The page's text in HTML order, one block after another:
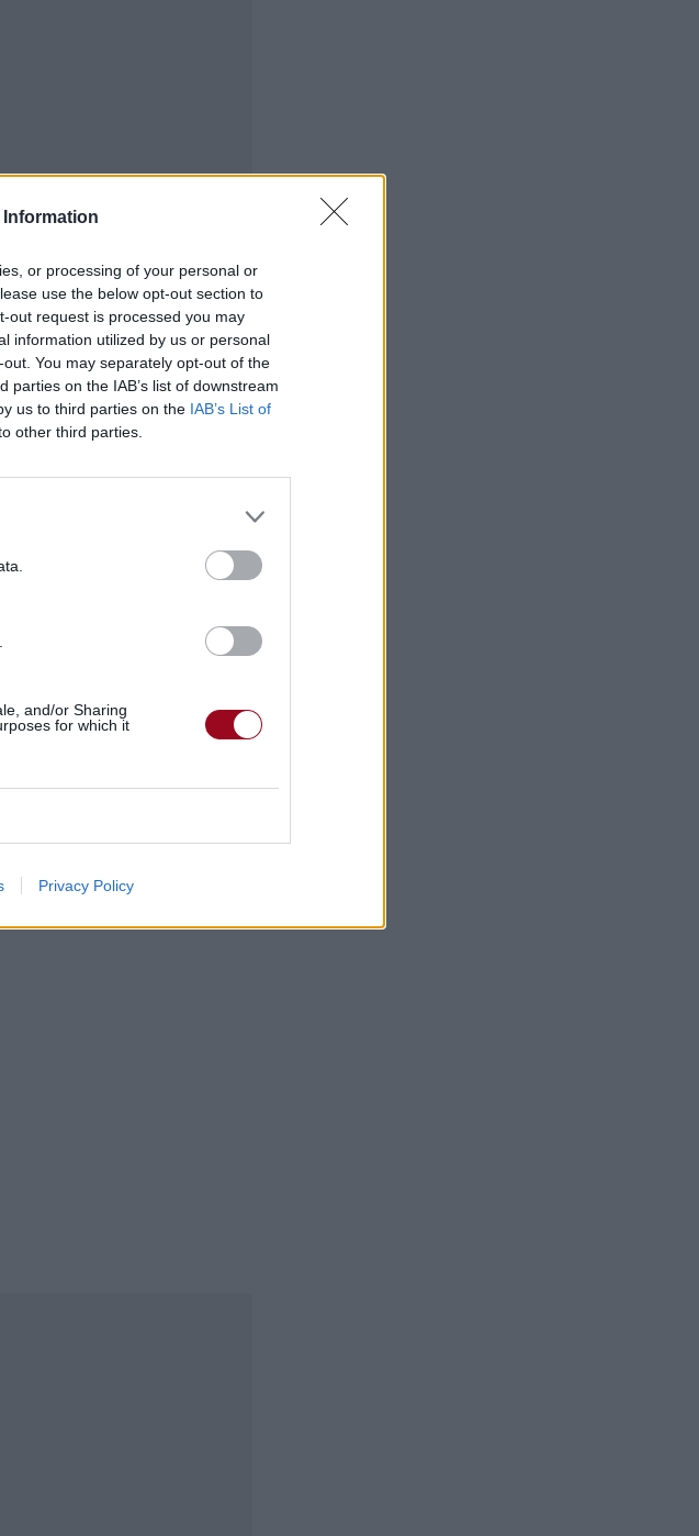
Information
or processing of your personal or
use the below opt-out section to
out request is processed you may
information utilized by us or personal
You may separately opt-out of the
on the IAB’s list of downstream
us to third parties on the IAB’s List of
other third parties.
and/or Sharing
for which it
Privacy Policy